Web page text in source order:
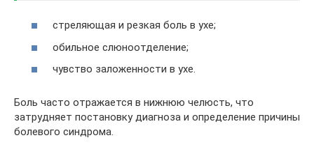
стреляющая и резкая боль в ухе;
обильное слюноотделение;
чувство заложенности в ухе.
Боль часто отражается в нижнюю челюсть, что
затрудняет постановку диагноза и определение причины
болевого синдрома.